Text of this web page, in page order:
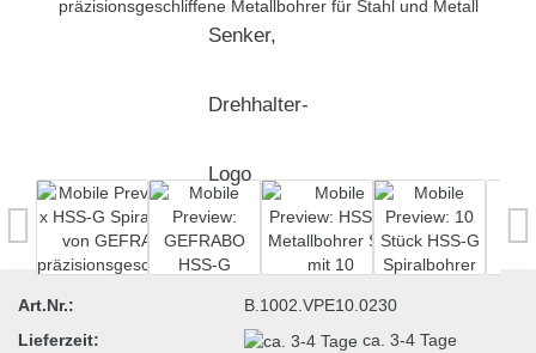
Art.Nr.:
B.1002.VPE10.0230
Lieferzeit:
ca. 3-4 Tage